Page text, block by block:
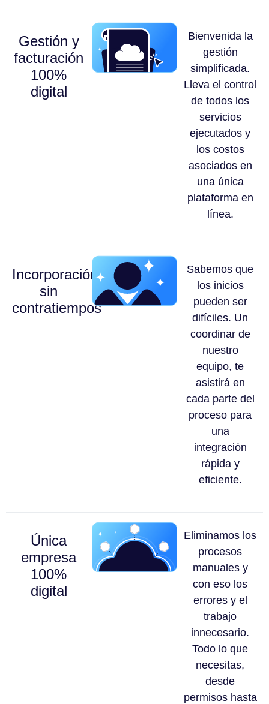
Gestión y
facturación
100%
digital
Bienvenida la
gestión
simplificada.
Lleva el control
de todos los
servicios
ejecutados y
los costos
asociados en
una única
plataforma en
línea.
Incorporación
sin
contratiempos
Sabemos que
los inicios
pueden ser
difíciles. Un
coordinar de
nuestro
equipo, te
asistirá en
cada parte del
proceso para
una
integración
rápida y
eficiente.
Única
empresa
100%
digital
Eliminamos los
procesos
manuales y
con eso los
errores y el
trabajo
innecesario.
Todo lo que
necesitas,
desde
permisos hasta